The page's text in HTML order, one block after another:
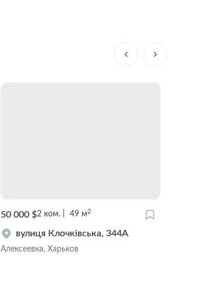
50 000 $2 ком. 49 м2
вулиця Клочківська, 344А
Алексеевка, Харьков